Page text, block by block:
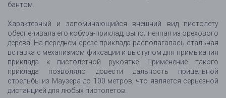
бантом.
Характерный и запоминающийся внешний вид пистолету
обеспечивала его кобура-приклад, выполненная из орехового
дерева. На переднем срезе приклада располагалась стальная
вставка с механизмом фиксации и выступом для примыкания
приклада к пистолетной рукоятке. Применение такого
приклада позволяло довести дальность прицельной
стрельбы из Маузера до 100 метров, что является серьезной
дистанцией для любых пистолетов.